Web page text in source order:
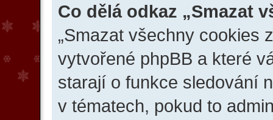
Co dělá odkaz „Smazat
„Smazat všechny cookies
vytvořené phpBB a které
starají o funkce sledování
v tématech, pokud to